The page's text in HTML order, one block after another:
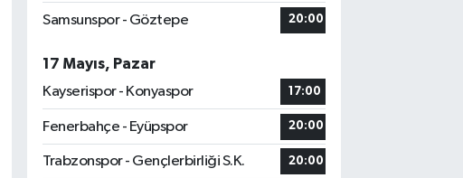
Samsunspor - Göztepe 20:00
17 Mayıs, Pazar
Kayserispor - Konyaspor
17:00
Fenerbahçe - Eyüpspor 20:00
Trabzonspor - Gençlerbirliği S.K. 20:00